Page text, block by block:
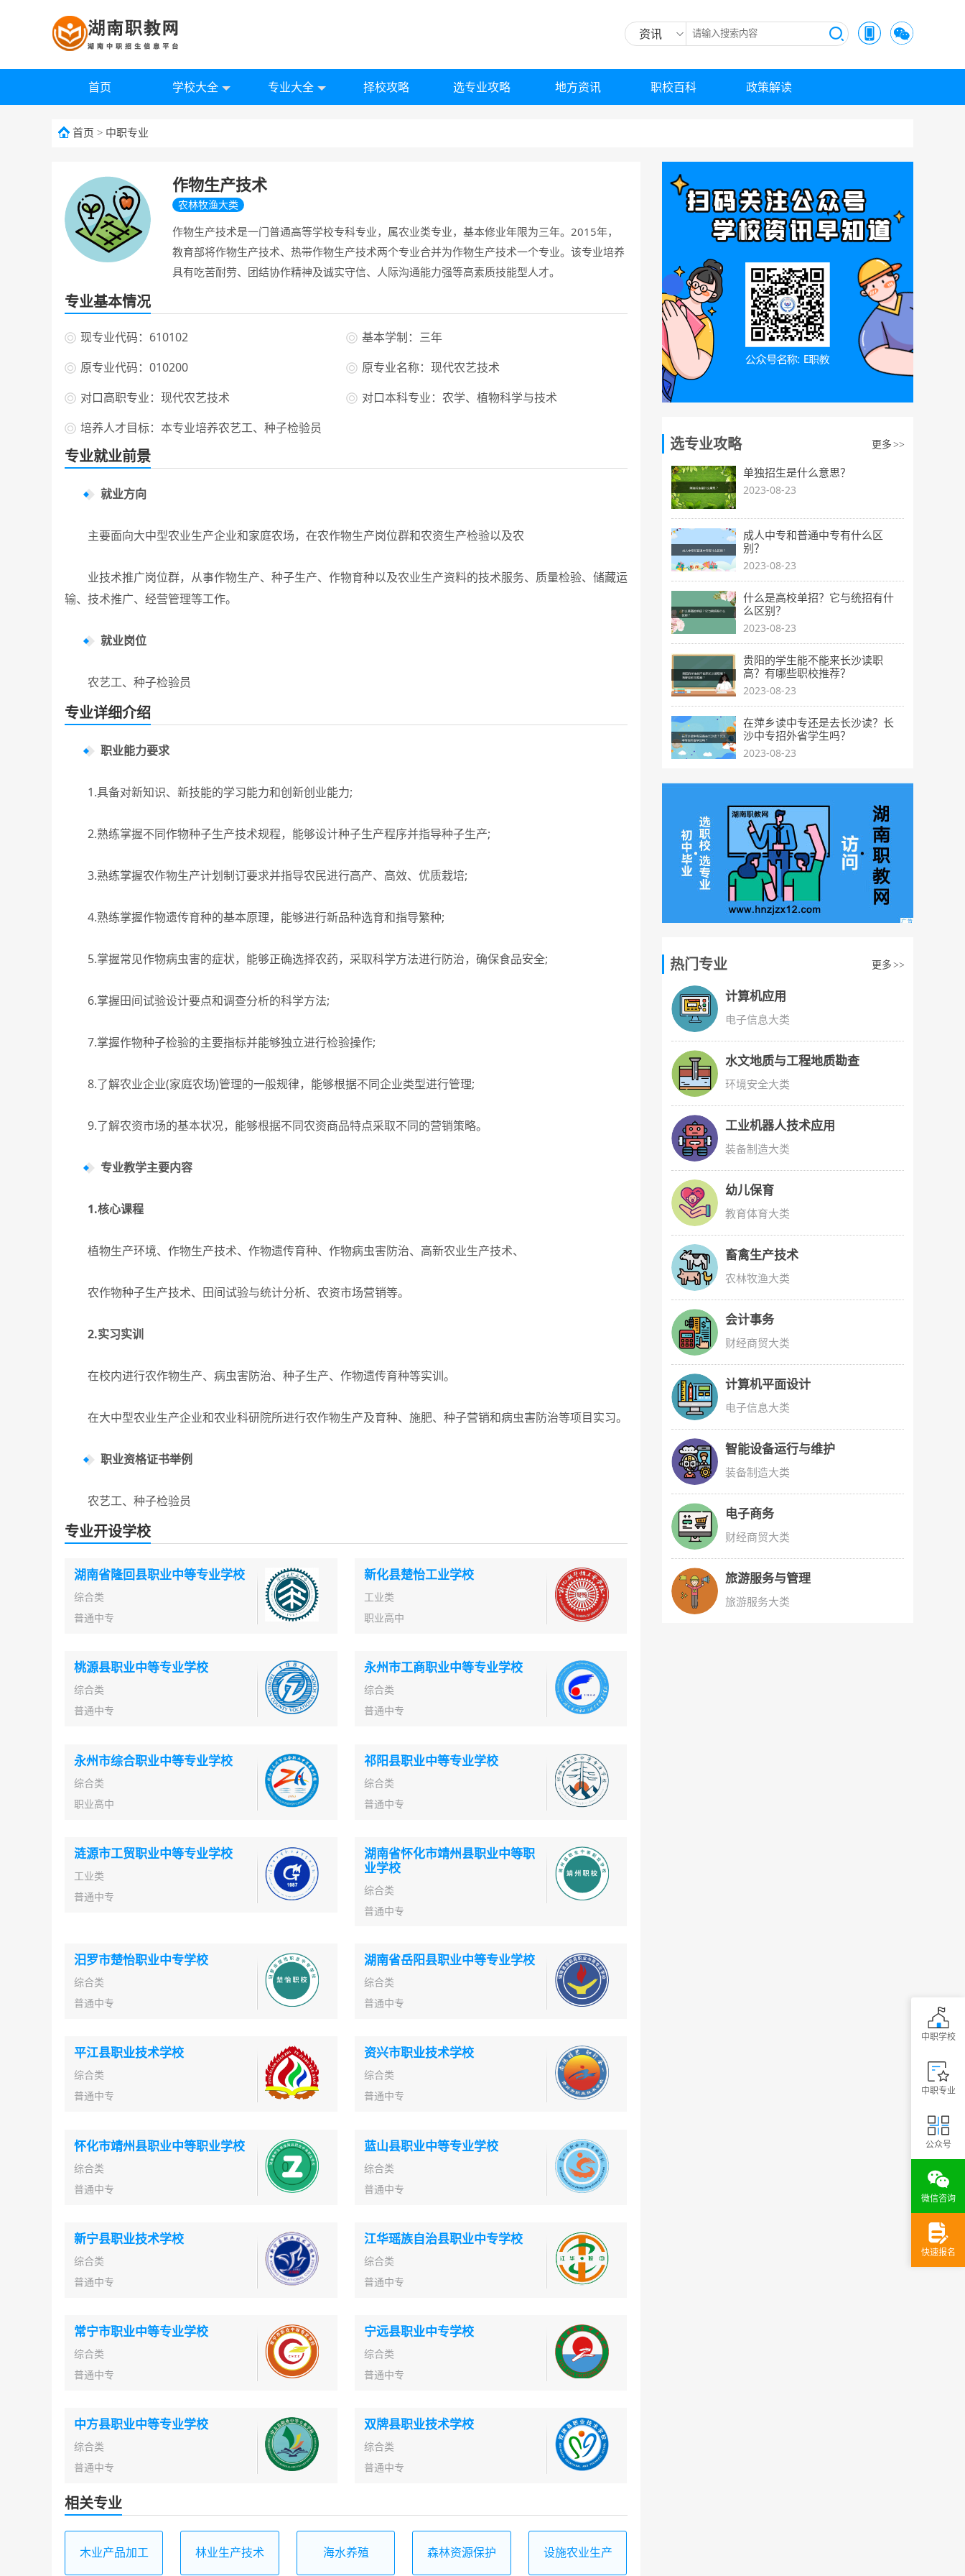
资讯
首页 学校大全 专业大全 择校攻略 选专业攻略 地方资讯 职校百科 政策解读
首页 > 中职专业
作物生产技术
农林牧渔大类
作物生产技术是一门普通高等学校专科专业，属农业类专业，基本修业年限为三年。2015年，
教育部将作物生产技术、热带作物生产技术两个专业合并为作物生产技术一个专业。该专业培养
具有吃苦耐劳、团结协作精神及诚实守信、人际沟通能力强等高素质技能型人才。
专业基本情况
现专业代码：610102
基本学制：三年
原专业代码：010200
原专业名称：现代农艺技术
对口高职专业：现代农艺技术
对口本科专业：农学、植物科学与技术
培养人才目标：本专业培养农艺工、种子检验员
专业就业前景
就业方向
主要面向大中型农业生产企业和家庭农场，在农作物生产岗位群和农资生产检验以及农
业技术推广岗位群，从事作物生产、种子生产、作物育种以及农业生产资料的技术服务、质量检验、储藏运
输、技术推广、经营管理等工作。
就业岗位
农艺工、种子检验员
专业详细介绍
职业能力要求
1.具备对新知识、新技能的学习能力和创新创业能力;
2.熟练掌握不同作物种子生产技术规程，能够设计种子生产程序并指导种子生产;
3.熟练掌握农作物生产计划制订要求并指导农民进行高产、高效、优质栽培;
4.熟练掌握作物遗传育种的基本原理，能够进行新品种选育和指导繁种;
5.掌握常见作物病虫害的症状，能够正确选择农药，采取科学方法进行防治，确保食品安全;
6.掌握田间试验设计要点和调查分析的科学方法;
7.掌握作物种子检验的主要指标并能够独立进行检验操作;
8.了解农业企业(家庭农场)管理的一般规律，能够根据不同企业类型进行管理;
9.了解农资市场的基本状况，能够根据不同农资商品特点采取不同的营销策略。
专业教学主要内容
1.核心课程
植物生产环境、作物生产技术、作物遗传育种、作物病虫害防治、高新农业生产技术、
农作物种子生产技术、田间试验与统计分析、农资市场营销等。
2.实习实训
在校内进行农作物生产、病虫害防治、种子生产、作物遗传育种等实训。
在大中型农业生产企业和农业科研院所进行农作物生产及育种、施肥、种子营销和病虫害防治等项目实习。
职业资格证书举例
农艺工、种子检验员
专业开设学校
湖南省隆回县职业中等专业学校
综合类
普通中专
新化县楚怡工业学校
工业类
职业高中
桃源县职业中等专业学校
综合类
普通中专
永州市工商职业中等专业学校
综合类
普通中专
永州市综合职业中等专业学校
综合类
职业高中
祁阳县职业中等专业学校
综合类
普通中专
涟源市工贸职业中等专业学校
工业类
普通中专
湖南省怀化市靖州县职业中等职
业学校
综合类
普通中专
汨罗市楚怡职业中专学校
综合类
普通中专
湖南省岳阳县职业中等专业学校
综合类
普通中专
平江县职业技术学校
综合类
普通中专
资兴市职业技术学校
综合类
普通中专
怀化市靖州县职业中等职业学校
综合类
普通中专
蓝山县职业中等专业学校
综合类
普通中专
新宁县职业技术学校
综合类
普通中专
江华瑶族自治县职业中专学校
综合类
普通中专
常宁市职业中等专业学校
综合类
普通中专
宁远县职业中专学校
综合类
普通中专
中方县职业中等专业学校
综合类
普通中专
双牌县职业技术学校
综合类
普通中专
相关专业
木业产品加工
林业生产技术 海水养殖
森林资源保护
设施农业生产
选专业攻略 更多 >>
单独招生是什么意思？
2023-08-23
成人中专和普通中专有什么区
别？
2023-08-23
什么是高校单招？它与统招有什
么区别？
2023-08-23
贵阳的学生能不能来长沙读职
高？有哪些职校推荐？
2023-08-23
在萍乡读中专还是去长沙读？长
沙中专招外省学生吗？
2023-08-23
热门专业 更多 >>
计算机应用
电子信息大类
水文地质与工程地质勘查
环境安全大类
工业机器人技术应用
装备制造大类
幼儿保育
教育体育大类
畜禽生产技术
农林牧渔大类
会计事务
财经商贸大类
计算机平面设计
电子信息大类
智能设备运行与维护
装备制造大类
电子商务
财经商贸大类
旅游服务与管理
旅游服务大类
中职学校
中职专业
公众号
微信咨询
快速报名